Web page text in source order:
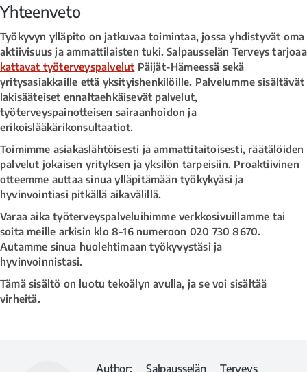
Yhteenveto
Työkyvyn ylläpito on jatkuvaa toimintaa, jossa yhdistyvät oma
aktiivisuus ja ammattilaisten tuki. Salpausselän Terveys tarjoaa
kattavat työterveyspalvelut Päijät-Hämeessä sekä
yritysasiakkaille että yksityishenkilöille. Palvelumme sisältävät
lakisääteiset ennaltaehkäisevät palvelut,
työterveyspainotteisen sairaanhoidon ja
erikoislääkärikonsultaatiot.
Toimimme asiakaslähtöisesti ja ammattitaitoisesti, räätälöiden
palvelut jokaisen yrityksen ja yksilön tarpeisiin. Proaktiivinen
otteemme auttaa sinua ylläpitämään työkykyäsi ja
hyvinvointiasi pitkällä aikavälillä.
Varaa aika työterveyspalveluihimme verkkosivuillamme tai
soita meille arkisin klo 8-16 numeroon 020 730 8670.
Autamme sinua huolehtimaan työkyvystäsi ja
hyvinvoinnistasi.
Tämä sisältö on luotu tekoälyn avulla, ja se voi sisältää
virheitä.
Author: Salpausselän Terveys